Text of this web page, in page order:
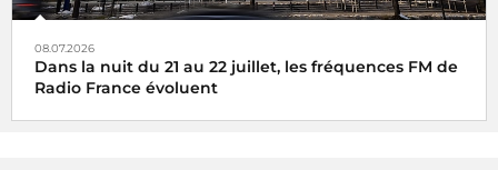
08.07.2026
Dans la nuit du 21 au 22 juillet, les fréquences FM de
Radio France évoluent